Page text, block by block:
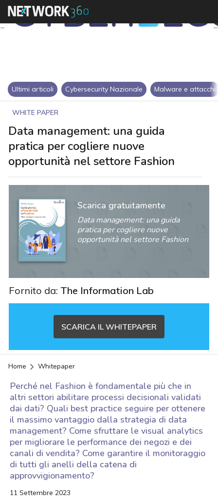
Ultimi articoli Cybersecurity Nazionale Malware e attacchi
WHITE PAPER
Data management: una guida
pratica per cogliere nuove
opportunità nel settore Fashion
Scarica gratuitamente
Data management: una guida
pratica per cogliere nuove
opportunità nel settore Fashion
Fornito da: The Information Lab
SCARICA IL WHITEPAPER
Home Whitepaper
Perché nel Fashion è fondamentale più che in
altri settori abilitare processi decisionali validati
dai dati? Quali best practice seguire per ottenere
il massimo vantaggio dalla strategia di data
management? Come sfruttare le visual analytics
per migliorare le performance dei negozi e dei
canali di vendita? Come garantire il monitoraggio
di tutti gli anelli della catena di
approvvigionamento?
11 Settembre 2023